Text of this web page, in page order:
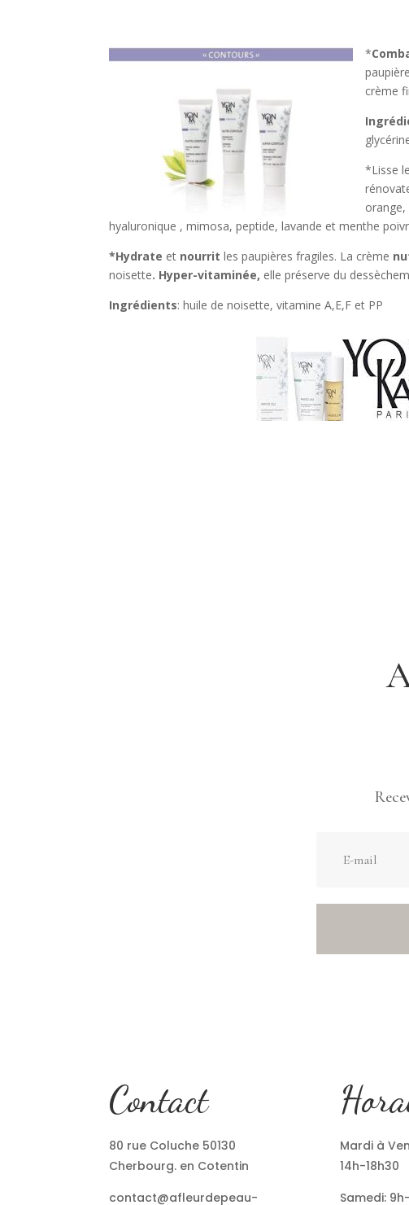
*
crème
*Lisse
orange,
hyaluronique , mimosa, peptide, lavande et menthe
*Hydrate et nourrit les paupières fragiles. La crème
noisette. Hyper-vitaminée, elle préserve du
Ingrédients: huile de noisette, vitamine A,E,F et PP
Contact
80 rue Coluche 50130
Cherbourg. en Cotentin
contact@afleurdepeau-
Mardi à
14h-18h30
Samedi: